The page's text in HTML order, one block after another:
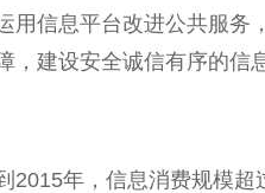
用信息平台改进公共服务
建设安全诚信有序的信
2015年，信息消费规模